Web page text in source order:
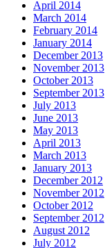
April 2014
March 2014
February 2014
January 2014
December 2013
November 2013
October 2013
September 2013
July 2013
June 2013
May 2013
April 2013
March 2013
January 2013
December 2012
November 2012
October 2012
September 2012
August 2012
July 2012